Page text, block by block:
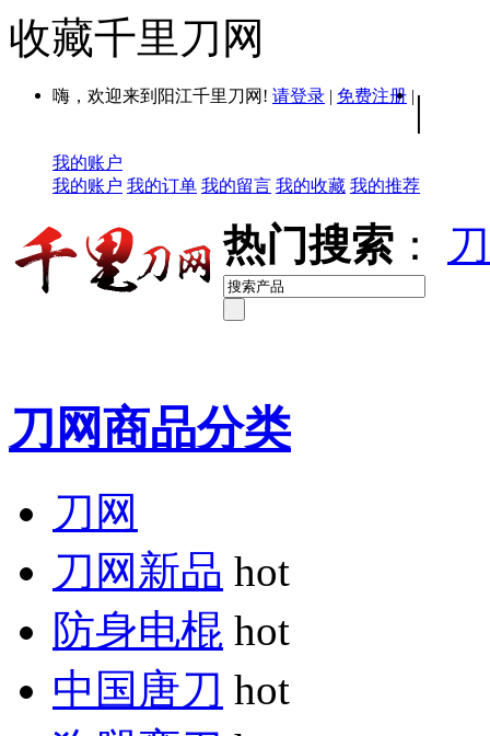
收藏千里刀网
嗨，欢迎来到阳江千里刀网! 请登录 | 免费注册 | |
我的账户
我的账户 我的订单 我的留言 我的收藏 我的推荐
热门搜索 ：
刀网商品分类
刀网
刀网新品 hot
防身电棍 hot
中国唐刀 hot